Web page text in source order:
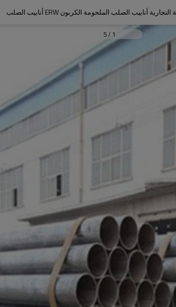
1
/
5